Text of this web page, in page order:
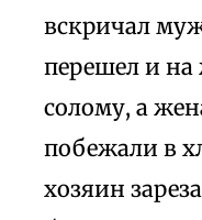
вскричал
перешел и
солому, а
побежали в
хозяин